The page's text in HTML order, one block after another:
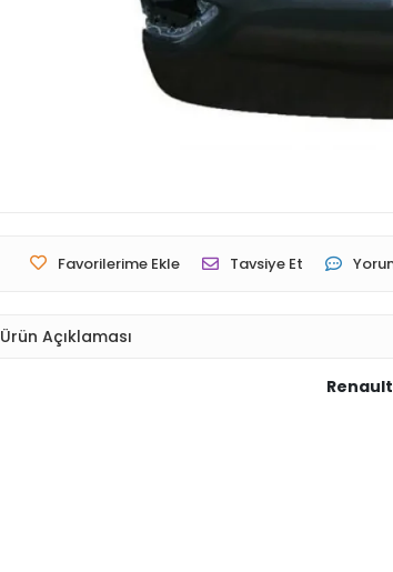
Favorilerime Ekle Tavsiye Et
Ürün Açıklaması
Renault